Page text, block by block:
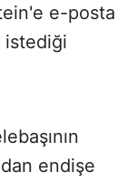
e-posta
istediği
endişe